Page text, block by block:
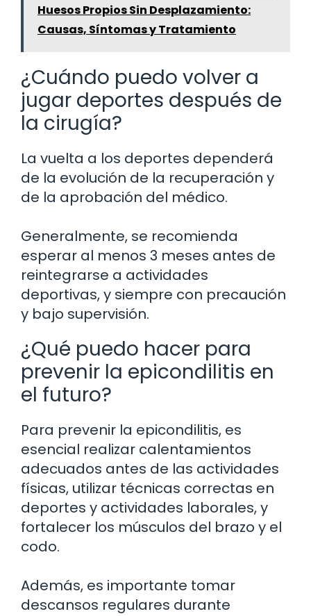
Huesos Propios Sin Desplazamiento:
Causas, Síntomas y Tratamiento
¿Cuándo puedo volver a
jugar deportes después de
la cirugía?
La vuelta a los deportes dependerá
de la evolución de la recuperación y
de la aprobación del médico.
Generalmente, se recomienda
esperar al menos 3 meses antes de
reintegrarse a actividades
deportivas, y siempre con precaución
y bajo supervisión.
¿Qué puedo hacer para
prevenir la epicondilitis en
el futuro?
Para prevenir la epicondilitis, es
esencial realizar calentamientos
adecuados antes de las actividades
físicas, utilizar técnicas correctas en
deportes y actividades laborales, y
fortalecer los músculos del brazo y el
codo.
Además, es importante tomar
descansos regulares durante